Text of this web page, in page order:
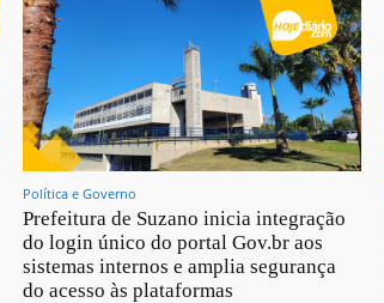
Política e Governo
Prefeitura de Suzano inicia integração
do login único do portal Gov.br aos
sistemas internos e amplia segurança
do acesso às plataformas